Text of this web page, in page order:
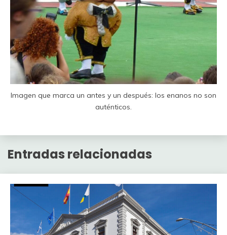
Imagen que marca un antes y un después: los enanos no son
auténticos.
Entradas relacionadas